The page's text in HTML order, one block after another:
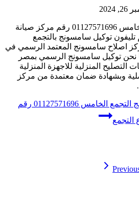
صيانة سامسونج التجمع الخامس 01127571696 رقم مركز صيانة
توكيل سامسونج بالتجمع
اصلاح سامسونج المعتمد الرسمي في
نحن توكيل سامسونج الرسمي بمصر
المنزلية للاجهزة المنزلية
وبشهادة ضمان معتمدة من مركز
صيانة سامسونج التجمع الخامس 01127571696 رقم